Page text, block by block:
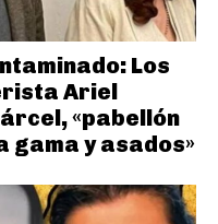
Los
Ariel
«pabellón
gama y asados»